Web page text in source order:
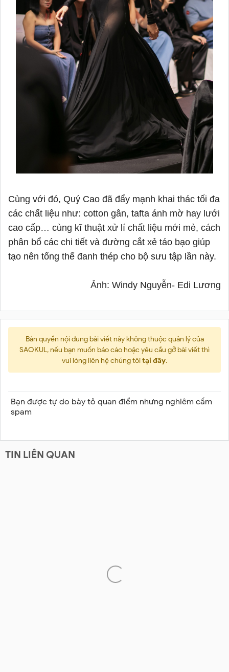
Cùng với đó, Quý Cao đã đẩy mạnh khai thác tối đa
các chất liệu như: cotton gân, tafta ánh mờ hay lưới
cao cấp… cùng kĩ thuật xử lí chất liệu mới mẻ, cách
phân bổ các chi tiết và đường cắt xẻ táo bạo giúp
tạo nên tổng thể đanh thép cho bộ sưu tập lần này.
Ảnh: Windy Nguyễn- Edi Lương
Bản quyền nội dung bài viết này không thuộc quản lý của
SAOKUL, nếu bạn muốn báo cáo hoặc yêu cầu gỡ bài viết thì
vui lòng liên hệ chúng tôitại đây.
Bạn được tự do bày tỏ quan điểm nhưng nghiêm cấm
spam
TIN LIÊN QUAN